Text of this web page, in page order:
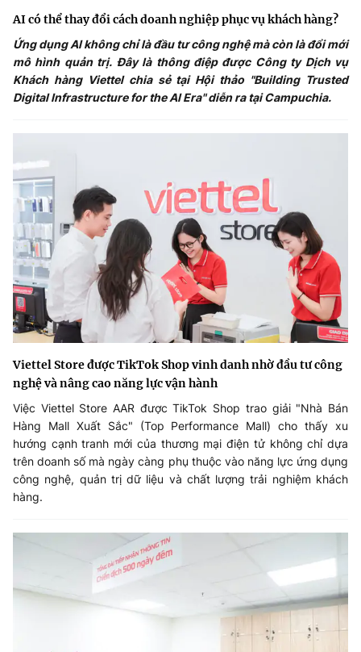
AI có thể thay đổi cách doanh nghiệp phục vụ khách hàng?
Ứng dụng AI không chỉ là đầu tư công nghệ mà còn là đổi mới
mô hình quản trị. Đây là thông điệp được Công ty Dịch vụ
Khách hàng Viettel chia sẻ tại Hội thảo "Building Trusted
Digital Infrastructure for the AI Era" diễn ra tại Campuchia.
Viettel Store được TikTok Shop vinh danh nhờ đầu tư công
nghệ và nâng cao năng lực vận hành
Việc Viettel Store AAR được TikTok Shop trao giải "Nhà Bán
Hàng Mall Xuất Sắc" (Top Performance Mall) cho thấy xu
hướng cạnh tranh mới của thương mại điện tử không chỉ dựa
trên doanh số mà ngày càng phụ thuộc vào năng lực ứng dụng
công nghệ, quản trị dữ liệu và chất lượng trải nghiệm khách
hàng.